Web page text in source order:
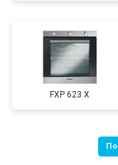
FXP 623 X